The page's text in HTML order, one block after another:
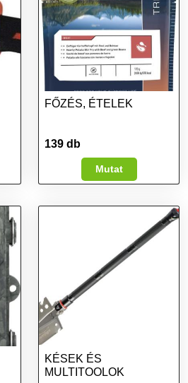
FŐZÉS, ÉTELEK
139 db
Mutat
KÉSEK ÉS
MULTITOOLOK